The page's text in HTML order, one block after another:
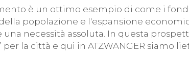
è un ottimo esempio di come i
popolazione e l'espansione
necessità assoluta. In questa
per la città e qui in ATZWANGER siamo